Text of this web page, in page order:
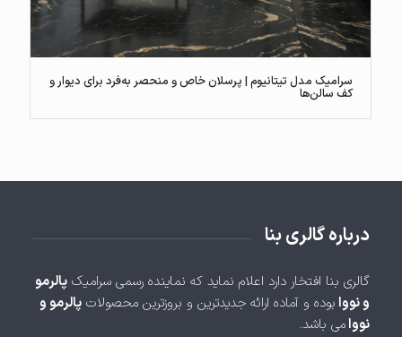
سرامیک مدل تیتانیوم | پرسلان خاص و منحصر به‌فرد برای دیوار و
کف سالن‌ها
درباره گالری بنا
گالری بنا افتخار دارد اعلام نماید که نماینده رسمی سرامیک پالرمو
و نووابوده و آماده ارائه جدیدترین و بروزترین محصولات پالرمو و
نووامی باشد.